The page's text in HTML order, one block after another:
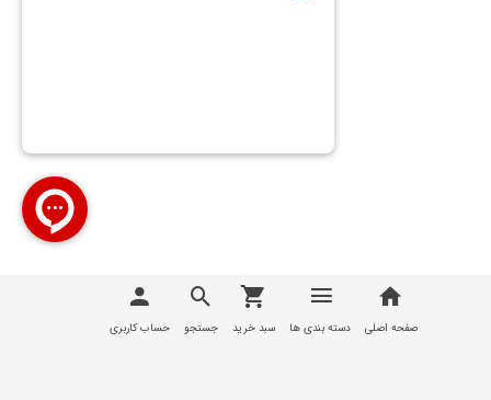
صفحه اصلی دسته بندی ها سبد خرید جستجو حساب کاربری
تمامی مطالب، عکس ها و... متعلق به سایت
تیوان صنعت |
T1Sanat